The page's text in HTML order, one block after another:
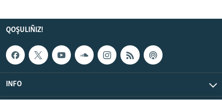
QOŞULIÑIZ!
INFO